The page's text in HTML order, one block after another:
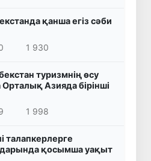
қанша егіз сәби
1 930
туризмнің өсу
Азияда бірінші
1 998
талапкерлерге
қосымша уақыт